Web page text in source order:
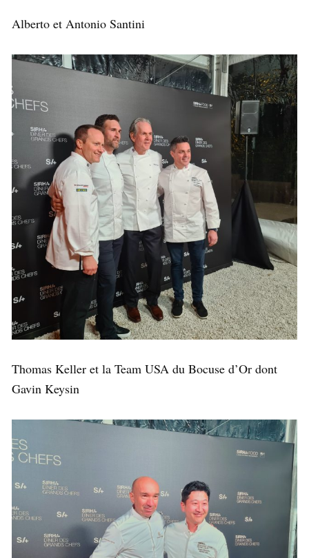
Alberto et Antonio Santini
Thomas Keller et la Team USA du Bocuse d’Or dont
Gavin Keysin